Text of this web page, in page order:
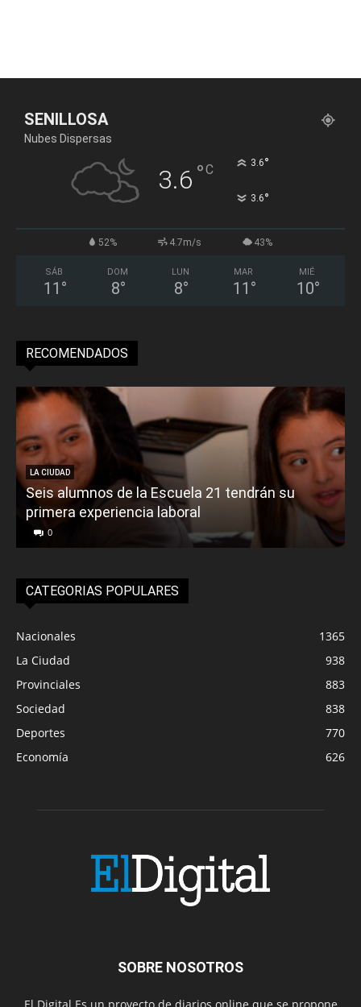
SENILLOSA
Nubes Dispersas
3.6 °C 3.6°
3.6°
52% 4.7m/s 43%
SÁB
11 °
DOM
8°
LUN
8°
MAR
11 °
MIÉ
10°
RECOMENDADOS
LA CIUDAD
Seis alumnos de la Escuela 21 tendrán su
primera experiencia laboral
0
CATEGORIAS POPULARES
Nacionales
1365
La Ciudad
938
Provinciales
883
Sociedad
838
Deportes
770
Economía
626
SOBRE NOSOTROS